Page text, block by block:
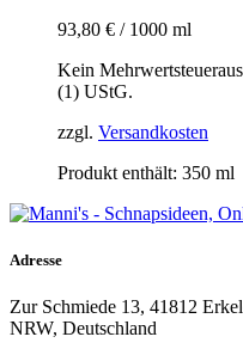
93,80 € / 1000 ml
Kein
(1) UStG.
zzgl. Versandkosten
Produkt enthält: 350 ml
Adresse
Zur Schmiede 13, 41812
NRW, Deutschland